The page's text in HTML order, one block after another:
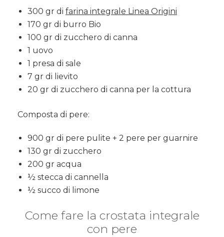
300 gr di farina integrale Linea Origini
170 gr di burro Bio
100 gr di zucchero di canna
1 uovo
1 presa di sale
7 gr di lievito
20 gr di zucchero di canna per la cottura
Composta di pere:
900 gr di pere pulite + 2 pere per guarnire
130 gr di zucchero
200 gr acqua
½ stecca di cannella
½ succo di limone
Come fare la crostata integrale
con pere